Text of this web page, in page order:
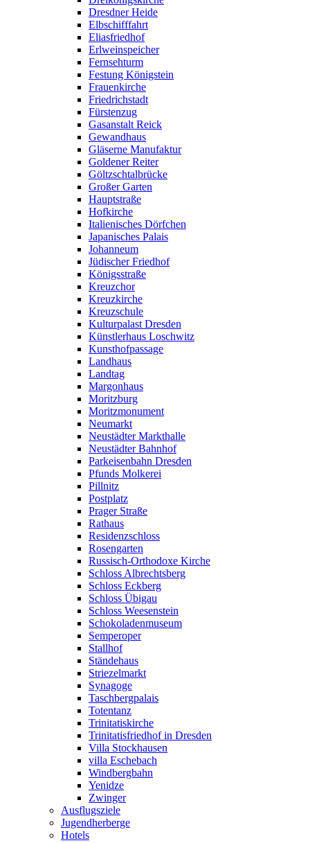
Dresdner Heide
Elbschifffahrt
Eliasfriedhof
Erlweinspeicher
Fernsehturm
Festung Königstein
Frauenkirche
Friedrichstadt
Fürstenzug
Gasanstalt Reick
Gewandhaus
Gläserne Manufaktur
Goldener Reiter
Göltzschtalbrücke
Großer Garten
Hauptstraße
Hofkirche
Italienisches Dörfchen
Japanisches Palais
Johanneum
Jüdischer Friedhof
Königsstraße
Kreuzchor
Kreuzkirche
Kreuzschule
Kulturpalast Dresden
Künstlerhaus Loschwitz
Kunsthofpassage
Landhaus
Landtag
Margonhaus
Moritzburg
Moritzmonument
Neumarkt
Neustädter Markthalle
Neustädter Bahnhof
Parkeisenbahn Dresden
Pfunds Molkerei
Pillnitz
Postplatz
Prager Straße
Rathaus
Residenzschloss
Rosengarten
Russisch-Orthodoxe Kirche
Schloss Albrechtsberg
Schloss Eckberg
Schloss Übigau
Schloss Weesenstein
Schokoladenmuseum
Semperoper
Stallhof
Ständehaus
Striezelmarkt
Synagoge
Taschbergpalais
Totentanz
Trinitatiskirche
Trinitatisfriedhof in Dresden
Villa Stockhausen
villa Eschebach
Windbergbahn
Yenidze
Zwinger
Ausflugsziele
Jugendherberge
Hotels